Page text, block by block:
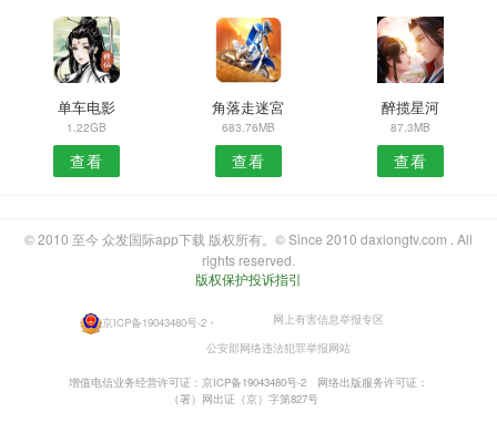
单车电影
1.22GB
查看
角落走迷宮
683.76MB
查看
醉揽星河
87.3MB
查看
© 2010 至今 众发国际app下载 版权所有。© Since 2010 daxiongtv.com . All
rights reserved.
版权保护投诉指引
京ICP备19043480号-2 ・
网上有害信息举报专区
公安部网络违法犯罪举报网站
增值电信业务经营许可证：京ICP备19043480号-2
网络出版服务许可证：
（署）网出证（京）字第827号